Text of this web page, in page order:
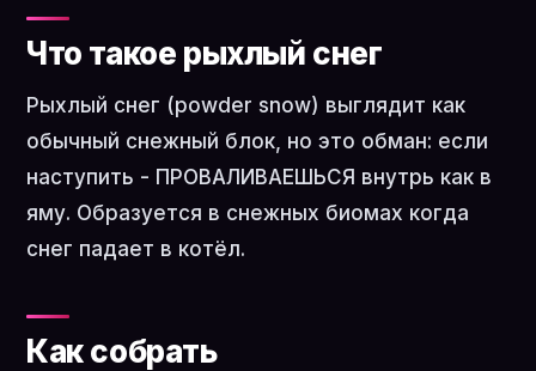
Что такое рыхлый снег
Рыхлый снег (powder snow) выглядит как
обычный снежный блок, но это обман: если
наступить - ПРОВАЛИВАЕШЬСЯ внутрь как в
яму. Образуется в снежных биомах когда
снег падает в котёл.
Как собрать